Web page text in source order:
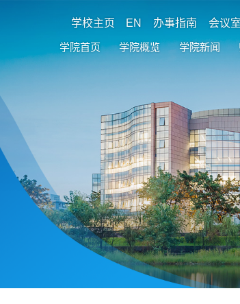
学校主页 EN 办事指南 会议
学院首页 学院概览 学院新闻